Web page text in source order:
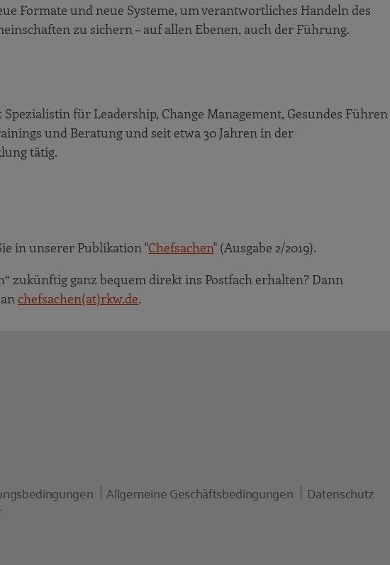
Formate und neue Systeme, um verantwortliches Handeln des
zu sichern – auf allen Ebenen, auch der Führung.
Spezialistin für Leadership, Change Management, Gesundes Führen
und Beratung und seit etwa 30 Jahren in der
tätig.
in unserer Publikation "Chefsachen" (Ausgabe 2/2019).
zukünftig ganz bequem direkt ins Postfach erhalten? Dann
chefsachen(at)rkw.de.
Allgemeine Geschäftsbedingungen Datenschutz